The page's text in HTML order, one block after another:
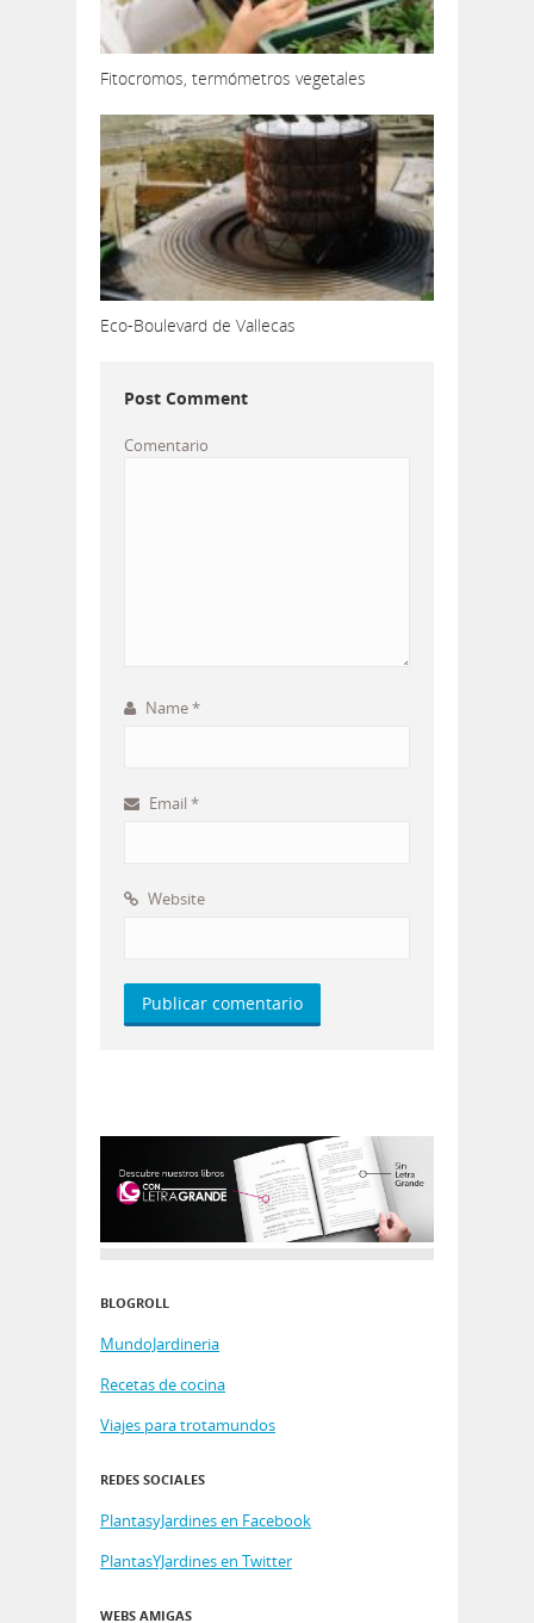
Fitocromos, termómetros vegetales
Eco-Boulevard de Vallecas
Post Comment
Comentario
Name*
Email *
Website
BLOGROLL
MundoJardineria
Recetas de cocina
Viajes para trotamundos
REDES SOCIALES
PlantasyJardines en Facebook
PlantasYJardines en Twitter
WEBS AMIGAS